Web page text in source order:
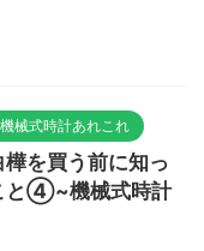
機械式時計あれこれ
を買う前に知っ
と④~機械式時計